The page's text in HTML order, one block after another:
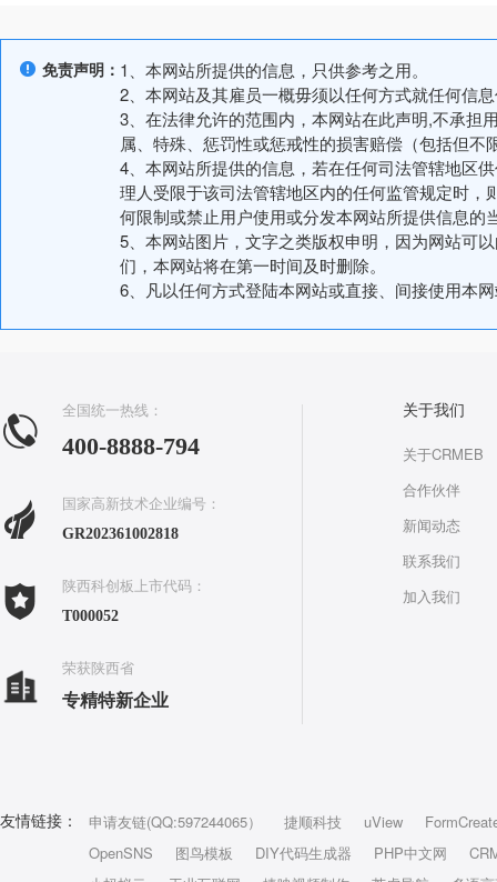
免责声明： 1、本网站所提供的信息，只供参考之用。
2、本网站及其雇员一概毋须以任何方式就任何信
3、在法律允许的范围内，本网站在此声明,不承担
属、特殊、惩罚性或惩戒性的损害赔偿（包括但
4、本网站所提供的信息，若在任何司法管辖地区
理人受限于该司法管辖地区内的任何监管规定时
何限制或禁止用户使用或分发本网站所提供信息的
5、本网站图片，文字之类版权申明，因为网站可
们，本网站将在第一时间及时删除。
6、凡以任何方式登陆本网站或直接、间接使用本
全国统一热线：
400-8888-794
国家高新技术企业编号：
GR202361002818
陕西科创板上市代码：
T000052
荣获陕西省
专精特新企业
关于我们
关于CRMEB
合作伙伴
新闻动态
联系我们
加入我们
友情链接： 申请友链(QQ:597244065） 捷顺科技 uView
OpenSNS
图鸟模板 DIY代码生成器 PHP中文网